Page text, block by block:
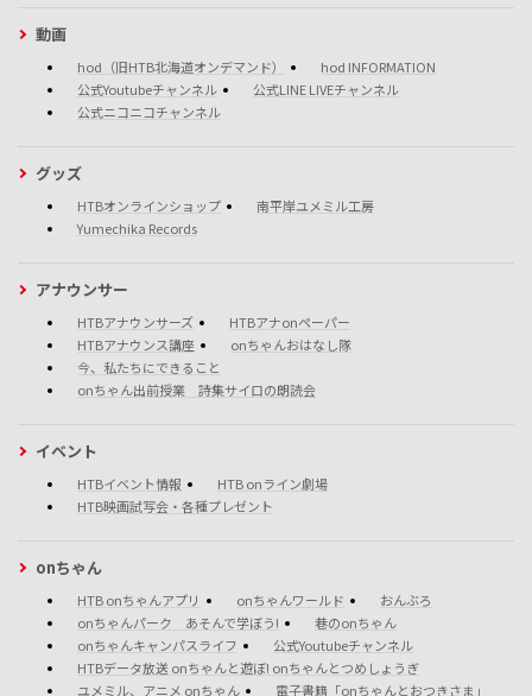
動画
hod（旧HTB北海道オンデマンド）
hod INFORMATION
公式Youtubeチャンネル
公式LINE LIVEチャンネル
公式ニコニコチャンネル
グッズ
HTBオンラインショップ
南平岸ユメミル工房
Yumechika Records
アナウンサー
HTBアナウンサーズ
HTBアナonペーパー
HTBアナウンス講座
onちゃんおはなし隊
今、私たちにできること
onちゃん出前授業 詩集サイロの朗読会
イベント
HTBイベント情報
HTB onライン劇場
HTB映画試写会・各種プレゼント
onちゃん
HTB onちゃんアプリ onちゃんワールド
おんぶろ
onちゃんパーク あそんで学ぼう!
巷のonちゃん
onちゃんキャンパスライフ
公式Youtubeチャンネル
HTBデータ放送 onちゃんと遊ぼ! onちゃんとつめしょうぎ
ユメミル、アニメ onちゃん
電子書籍「onちゃんとおつきさま」